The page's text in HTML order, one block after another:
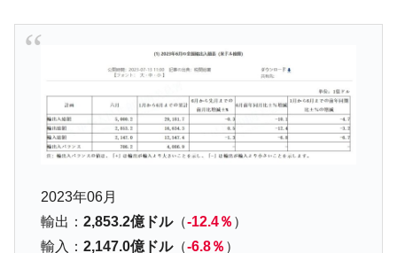
ル。外平債の発行「19.4億ドル」
韓国「ここは北朝鮮なのか。選管がサーバ
ーにウソのデータを入力したのは明白だ」
『Money1』
韓国･李在明さっそく不動産対策で浅薄な発
言。
『Money1』
韓国は「中国と同じく」投資に不適格な国
『Money1』
『韓国銀行』が「金の保有量を増やしま
す」⇒「金を経由するドル入手」手段ではないのか？
2023年06月
輸出： 2,853.2億ドル（-12.4％ ）
輸入： 2,147.0億ドル（-6.8％ ）